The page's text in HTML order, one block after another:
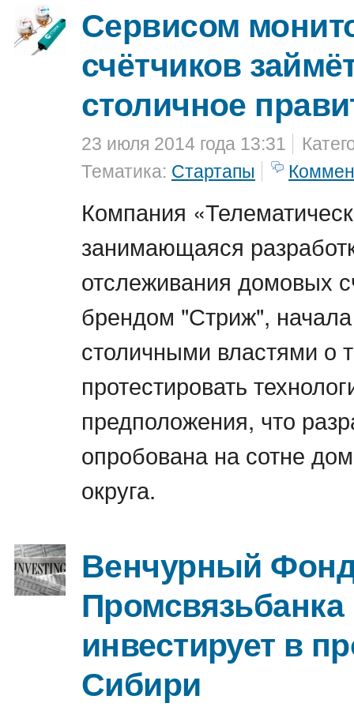
Сервисом
счётчиков
столичное
23 июля 2014 года 13:31
Тематика: Стартапы
Компания
занимающаяся
отслеживания домовых
брендом "Стриж",
столичными властями о
протестировать
предположения, что
опробована на сотне
округа.
Венчурный
Промсвязьбанка
инвестирует в
Сибири